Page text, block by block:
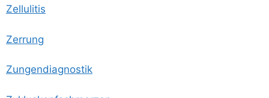
Zel­lu­li­tis
Zer­rung
Zun­gen­dia­gnos­tik